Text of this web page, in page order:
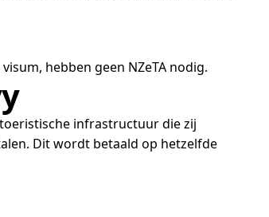
hebben geen NZeTA nodig.
infrastructuur die zij
Dit wordt betaald op hetzelfde